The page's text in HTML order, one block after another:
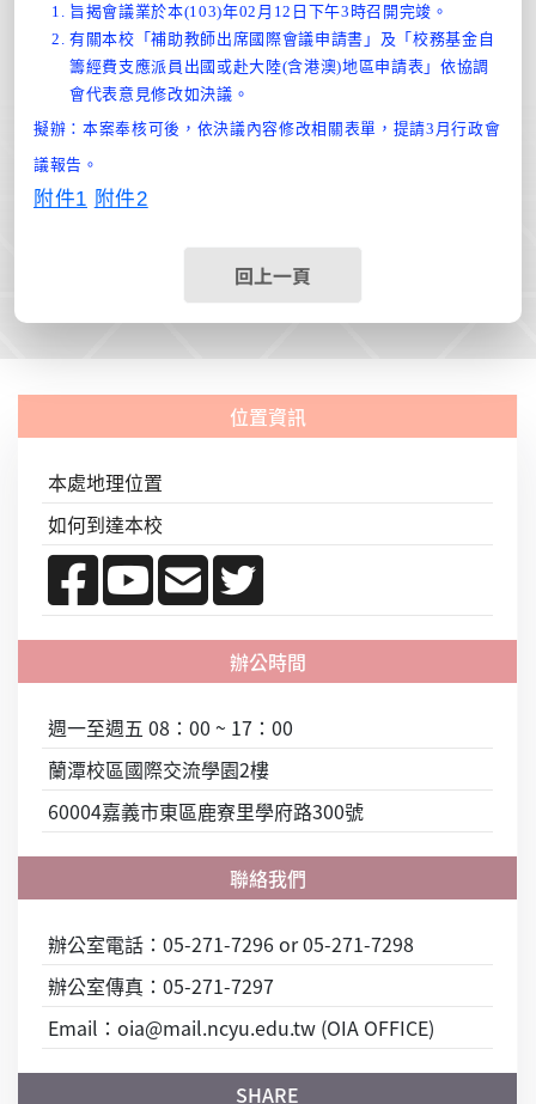
旨揭會議業於本(103)年02月12日下午3時召開完竣。
有關本校「補助教師出席國際會議申請書」及「校務基金自
籌經費支應派員出國或赴大陸(含港澳)地區申請表」依協調
會代表意見修改如決議。
擬辦：本案奉核可後，依決議內容修改相關表單，提請3月行政會
議報告。
附件1 附件2
回上一頁
本處地理位置
如何到達本校
週一至週五 08：00 ~ 17：00
蘭潭校區國際交流學園2樓
60004嘉義市東區鹿寮里學府路300號
辦公室電話：05-271-7296 or 05-271-7298
辦公室傳真：05-271-7297
Email：oia@mail.ncyu.edu.tw (OIA OFFICE)